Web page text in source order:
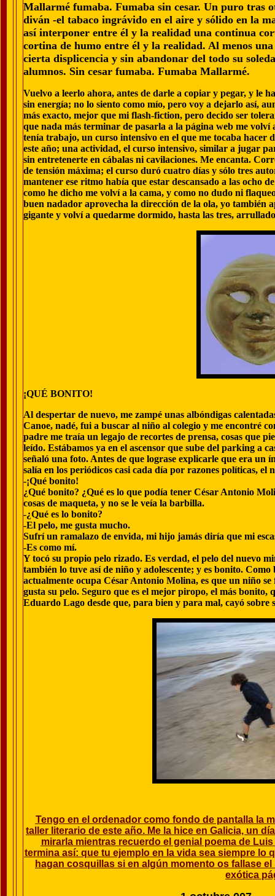
Mallarmé fumaba. Fumaba sin cesar. Un puro tras
diván -el tabaco ingrávido en el aire y sólido en la
así interponer entre él y la realidad una continua
cortina de humo entre él y la realidad. Al menos
cierta displicencia y sin abandonar del todo su
alumnos. Sin cesar fumaba. Fumaba Mallarmé.
Vuelvo a leerlo ahora, antes de darle a copiar y pegar, y le
sin energía; no lo siento como mío, pero voy a dejarlo así,
más exacto, mejor que mi flash-fiction, pero decido ser
que nada más terminar de pasarla a la página web me volví
tenía trabajo, un curso intensivo en el que me tocaba hacer
este año; una actividad, el curso intensivo, similar a jugar
sin entretenerte en cábalas ni cavilaciones. Me encanta.
de tensión máxima; el curso duró cuatro días y sólo tres
mantener ese ritmo había que estar descansado a las ocho
como he dicho me volví a la cama, y como no dudo ni
buen nadador aprovecha la dirección de la ola, yo también
gigante y volví a quedarme dormido, hasta las tres,
¡QUÉ BONITO!
Al despertar de nuevo, me zampé unas albóndigas
Canoe, nadé, fui a buscar al niño al colegio y me encontré
padre me traía un legajo de recortes de prensa, cosas que
leído. Estábamos ya en el ascensor que sube del parking a
señaló una foto. Antes de que lograse explicarle que era
salía en los periódicos casi cada día por razones políticas, el
-¡Qué bonito!
¿Qué bonito? ¿Qué es lo que podía tener César Antonio
cosas de maqueta, y no se le veía la barbilla.
-¿Qué es lo bonito?
-El pelo, me gusta mucho.
Sufrí un ramalazo de envida, mi hijo jamás diría que mi
-Es como mí.
Y tocó su propio pelo rizado. Es verdad, el pelo del nuevo
también lo tuve así de niño y adolescente; y es bonito.
actualmente ocupa César Antonio Molina, es que un niño
gusta su pelo. Seguro que es el mejor piropo, el más
Eduardo Lago desde que, para bien y para mal, cayó sobre
Tengo en el ordenador como fondo de pantalla la
taller literario de este año. Me la hice en Galicia, un
mirarla mientras recuerdo el genial poema de
termina así: que tu ejemplo en la vida sea siempre lo
hagan cosquillas si en algún momento os fallase
exótica